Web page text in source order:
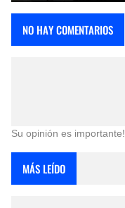
NO HAY COMENTARIOS
Su opinión es importante!.
MÁS LEÍDO